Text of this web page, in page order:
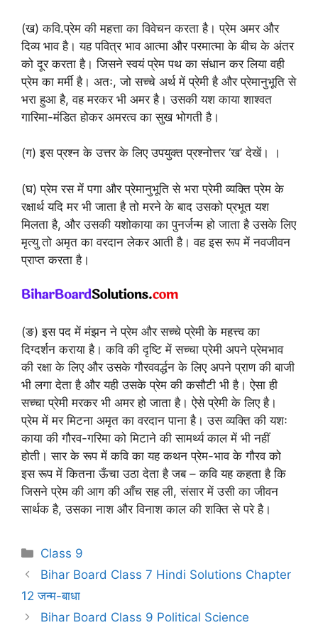
(ख) कवि.प्रेम की महत्ता का विवेचन करता है। प्रेम अमर और
दिव्य भाव है। यह पवित्र भाव आत्मा और परमात्मा के बीच के अंतर
को दूर करता है। जिसने स्वयं प्रेम पथ का संधान कर लिया वही
प्रेम का मर्मी है। अतः, जो सच्चे अर्थ में प्रेमी है और प्रेमानुभूति से
भरा हुआ है, वह मरकर भी अमर है। उसकी यश काया शाश्वत
गारिमा-मंडित होकर अमरत्व का सुख भोगती है।
(ग) इस प्रश्न के उत्तर के लिए उपयुक्त प्रश्नोत्तर ‘ख’ देखें। ।
(घ) प्रेम रस में पगा और प्रेमानुभूति से भरा प्रेमी व्यक्ति प्रेम के
रक्षार्थ यदि मर भी जाता है तो मरने के बाद उसको प्रभूत यश
मिलता है, और उसकी यशोकाया का पुनर्जन्म हो जाता है उसके लिए
मृत्यु तो अमृत का वरदान लेकर आती है। वह इस रूप में नवजीवन
प्राप्त करता है।
(ङ) इस पद में मंझन ने प्रेम और सच्चे प्रेमी के महत्त्व का
दिग्दर्शन कराया है। कवि की दृष्टि में सच्चा प्रेमी अपने प्रेमभाव
की रक्षा के लिए और उसके गौरववर्द्धन के लिए अपने प्राण की बाजी
भी लगा देता है और यही उसके प्रेम की कसौटी भी है। ऐसा ही
सच्चा प्रेमी मरकर भी अमर हो जाता है। ऐसे प्रेमी के लिए है।
प्रेम में मर मिटना अमृत का वरदान पाना है। उस व्यक्ति की यशः
काया की गौरव-गरिमा को मिटाने की सामर्थ्य काल में भी नहीं
होती। सार के रूप में कवि का यह कथन प्रेम-भाव के गौरव को
इस रूप में कितना ऊँचा उठा देता है जब – कवि यह कहता है कि
जिसने प्रेम की आग की आँच सह ली, संसार में उसी का जीवन
सार्थक है, उसका नाश और विनाश काल की शक्ति से परे है।
Categories
Class 9
Bihar Board Class 7 Hindi Solutions Chapter
12 जन्म-बाधा
Bihar Board Class 9 Political Science